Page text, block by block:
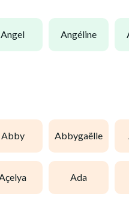
angel angéline
abby abbygaëlle
açelya ada